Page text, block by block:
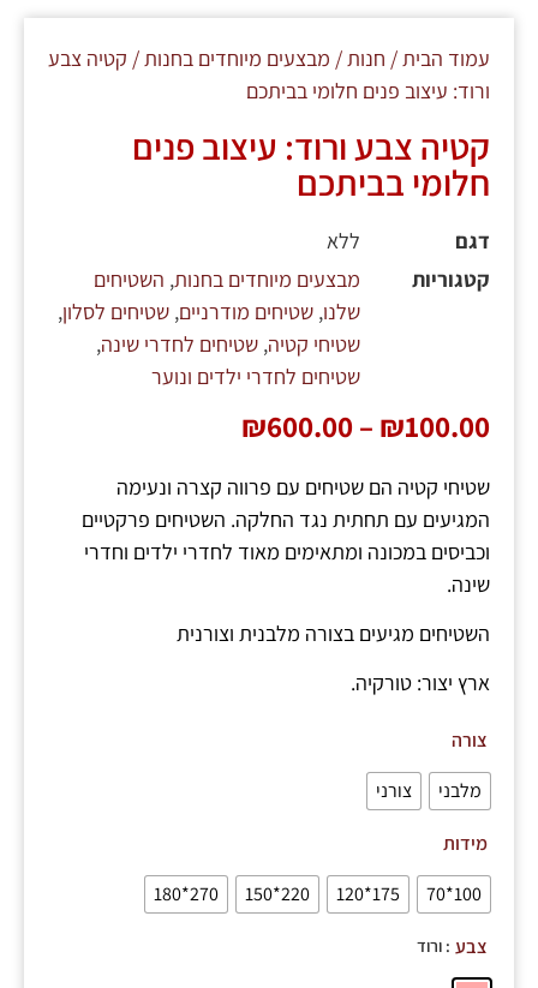
עמוד הבית/ חנות/ מבצעים מיוחדים בחנות/ קטיה צבע
ורוד: עיצוב פנים חלומי בביתכם
קטיה צבע ורוד: עיצוב פנים
חלומי בביתכם
דגם
ללא
קטגוריות
מבצעים מיוחדים בחנות, השטיחים
שלנו, שטיחים מודרניים, שטיחים לסלון,
שטיחי קטיה, שטיחים לחדרי שינה,
שטיחים לחדרי ילדים ונוער
₪100.00
–
₪600.00
שטיחי קטיה הם שטיחים עם פרווה קצרה ונעימה
המגיעים עם תחתית נגד החלקה. השטיחים פרקטיים
וכביסים במכונה ומתאימים מאוד לחדרי ילדים וחדרי
שינה.
השטיחים מגיעים בצורה מלבנית וצורנית
ארץ יצור: טורקיה.
צורה
מלבני
צורני
מידות
100*70
175*120
220*150
270*180
צבע : ורוד